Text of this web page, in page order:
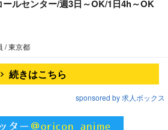
ルセンター/週3日～OK/1日4h～OK
/ 東京都
続きはこちら
sponsored by 求人ボックス